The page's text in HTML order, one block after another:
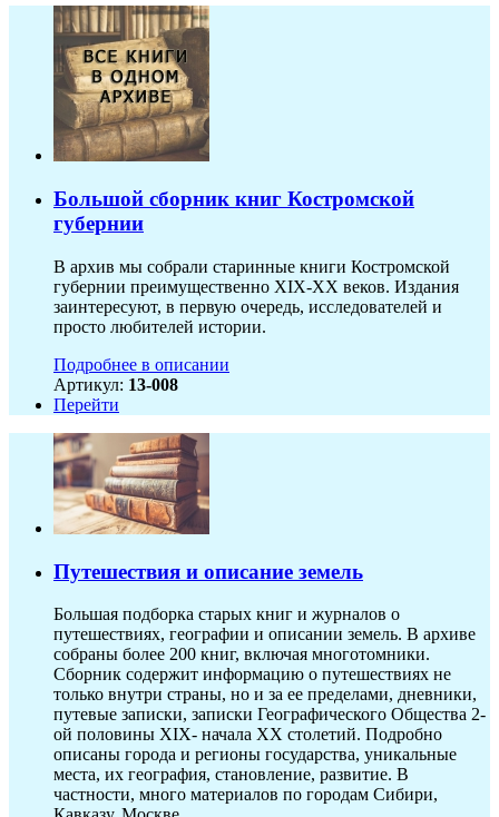
Большой сборник книг Костромской
губернии
В архив мы собрали старинные книги Костромской
губернии преимущественно XIX-ХХ веков. Издания
заинтересуют, в первую очередь, исследователей и
просто любителей истории.
Подробнее в описании
Артикул: 13-008
Перейти
Путешествия и описание земель
Большая подборка старых книг и журналов о
путешествиях, географии и описании земель. В архиве
собраны более 200 книг, включая многотомники.
Сборник содержит информацию о путешествиях не
только внутри страны, но и за ее пределами, дневники,
путевые записки, записки Географического Общества 2-
ой половины XIX- начала ХХ столетий. Подробно
описаны города и регионы государства, уникальные
места, их география, становление, развитие. В
частности, много материалов по городам Сибири,